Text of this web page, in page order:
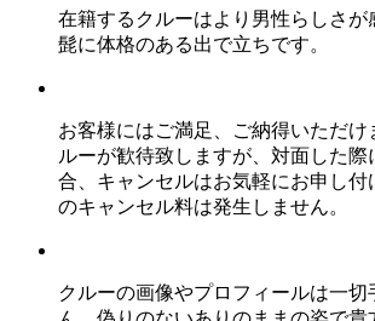
在籍するクルーはより男性らしさが
髭に体格のある出で立ちです。
お客様にはご満足、ご納得いただけ
ルーが歓待致しますが、対面した
合、キャンセルはお気軽にお申し付
のキャンセル料は発生しません。
クルーの画像やプロフィールは一